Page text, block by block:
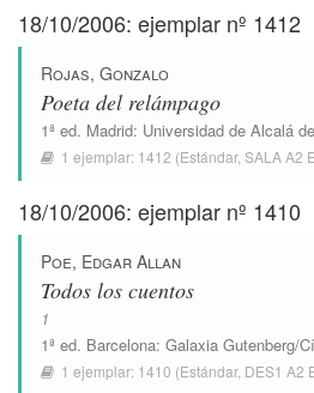
18/10/2006: ejemplar nº 1412
Rojas, Gonzalo
Poeta del relámpago
1ª ed. Madrid: Universidad de Alcalá
1 ejemplar: 1412 (Estándar, SALA A2
18/10/2006: ejemplar nº 1410
Poe, Edgar Allan
Todos los cuentos
1
1ª ed. Barcelona: Galaxia Gutenberg/
1 ejemplar: 1410 (Estándar, DES1 A2